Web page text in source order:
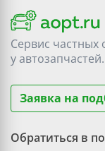
Сервис
уавтозапчастей.
Заявка на
Обратиться в